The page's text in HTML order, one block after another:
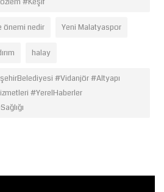
önemi nedir Yeni Malatyaspor
halay
#Vidanjör #Altyapı
#YerelHaberler